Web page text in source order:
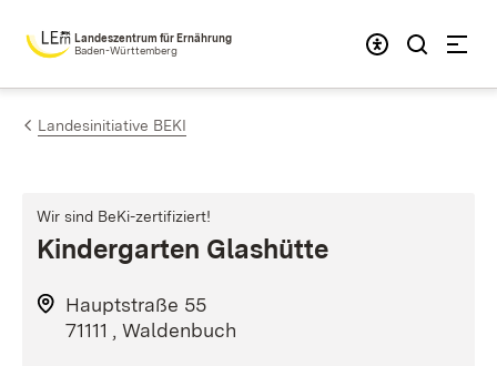
Zum Inhalt springen
Landeszentrum für Ernährung
Baden-Württemberg
Landesinitiative BEKI
Wir sind BeKi-zertifiziert!
Kindergarten Glashütte
Hauptstraße 55
71111 , Waldenbuch